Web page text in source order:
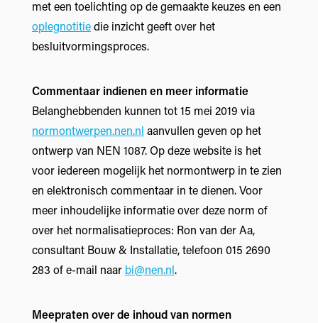
met een toelichting op de gemaakte keuzes en een
oplegnotitie die inzicht geeft over het
besluitvormingsproces.
Commentaar indienen en meer informatie
Belanghebbenden kunnen tot 15 mei 2019 via
normontwerpen.nen.nl aanvullen geven op het
ontwerp van NEN 1087. Op deze website is het
voor iedereen mogelijk het normontwerp in te zien
en elektronisch commentaar in te dienen. Voor
meer inhoudelijke informatie over deze norm of
over het normalisatieproces: Ron van der Aa,
consultant Bouw & Installatie, telefoon 015 2690
283 of e-mail naar bi@nen.nl .
Meepraten over de inhoud van normen